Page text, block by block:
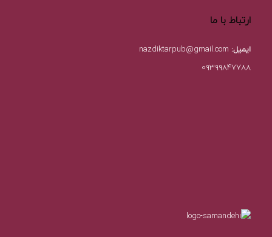
ارتباط با ما
ایمیل: nazdiktarpub@gmail.com
۰۹۳۹۹۸۴۷۷۸۸